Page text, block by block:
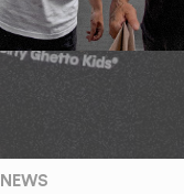
NEWS